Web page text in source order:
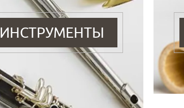
ИНСТРУМЕНТЫ